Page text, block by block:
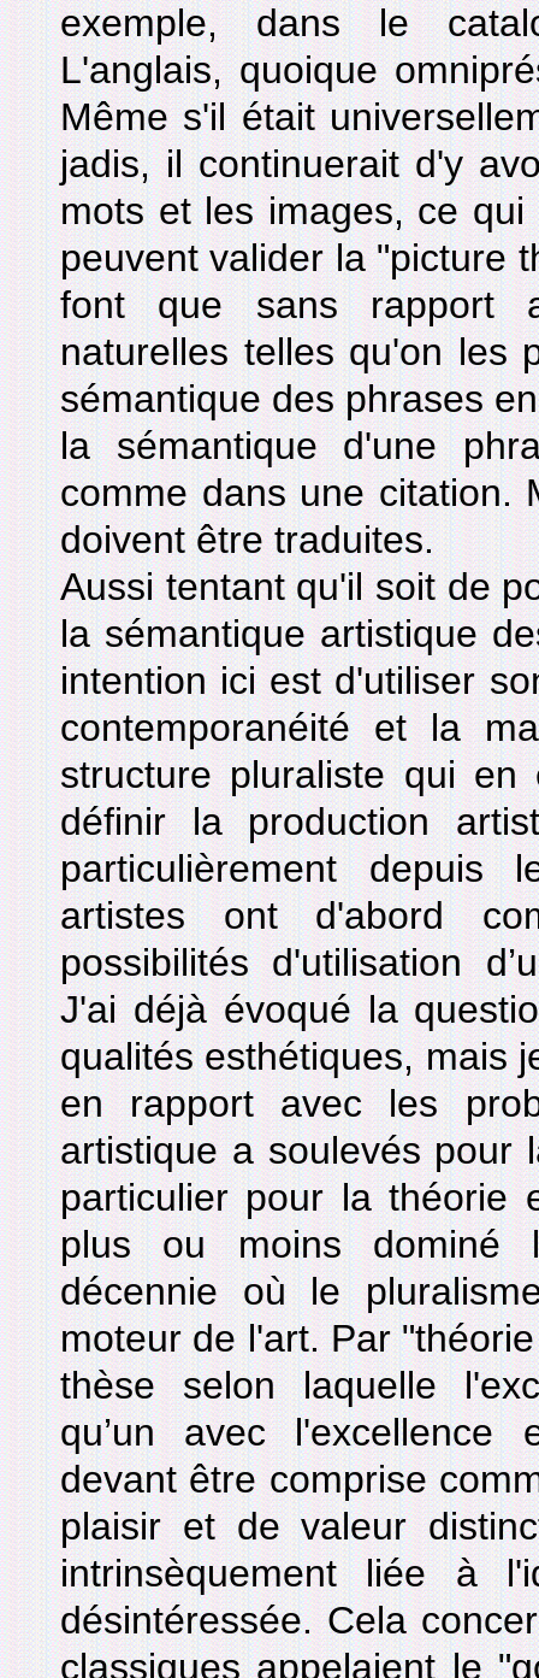
exemple, dans le
L'anglais, quoique
Même s'il était
jadis, il continuerait d'y
mots et les images, ce
peuvent valider la "picture
font que sans rapport
naturelles telles qu'on les
sémantique des phrases
la sémantique d'une
comme dans une citation.
doivent être traduites.
Aussi tentant qu'il soit de
la sémantique artistique
intention ici est d'utiliser
contemporanéité et la
structure pluraliste qui
définir la production
particulièrement
artistes ont d'abord
possibilités d'utilisation
J'ai déjà évoqué la
qualités esthétiques, mais
en rapport avec les
artistique a soulevés pour
particulier pour la théorie
plus ou moins dominé
décennie où le
moteur de l'art. Par
thèse selon laquelle
qu’un avec l'excellence
devant être comprise
plaisir et de valeur
intrinsèquement liée à
désintéressée. Cela
classiques appelaient le